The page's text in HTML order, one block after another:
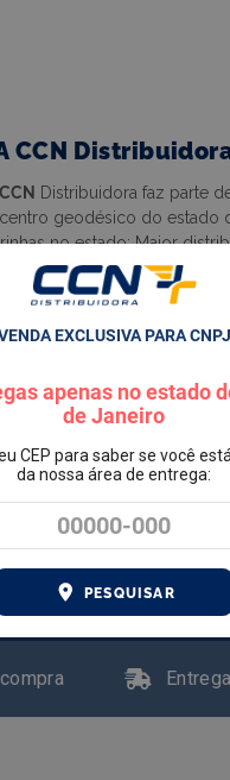
EXCLUSIVA PARA CNPJ
apenas no estado
de Janeiro
CEP para saber se você
da nossa área de entrega:
PESQUISAR
CCN
CCN Distribuidora faz parte
geodésico do estado
no estado; Maior
marcas.
Padaria, Restaurante,
no seu e-mail e Whatsapp!
você aceita a Política de